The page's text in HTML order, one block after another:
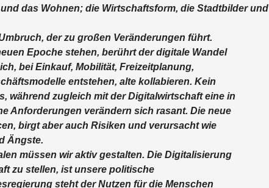
das Wohnen; die Wirtschaftsform, die Stadtbilder und
der zu großen Veränderungen führt.
Epoche stehen, berührt der digitale Wandel
bei Einkauf, Mobilität, Freizeitplanung,
entstehen, alte kollabieren. Kein
während zugleich mit der Digitalwirtschaft eine in
Anforderungen verändern sich rasant. Die neue
birgt aber auch Risiken und verursacht wie
Ängste.
müssen wir aktiv gestalten. Die Digitalisierung
zu stellen, ist unsere politische
steht der Nutzen für die Menschen